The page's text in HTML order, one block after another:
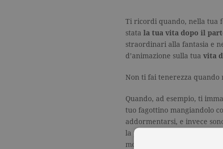
Ti ricordi quando, nella tua
stata la tua vita dopo il
straordinari alla fantasia e
d’animazione sulla tua vita
Non ti fai tenerezza
Quando, ad esempio, ti
tuo fagottino mangiandolo
addormentarsi, e invece
la pipì e se provi a staccarlo
mozzarella sulla pizza.